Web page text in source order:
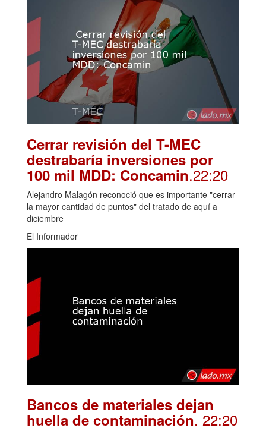
Cerrar revisión del T-MEC
destrabaría inversiones por
100 mil MDD: Concamin.22:20
Alejandro Malagón reconoció que es importante "cerrar
la mayor cantidad de puntos" del tratado de aquí a
diciembre
El Informador
Bancos de materiales dejan
huella de contaminación. 22:20